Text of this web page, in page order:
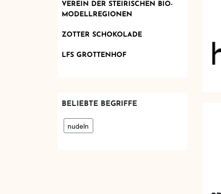
VEREIN DER STEIRISCHEN BIO-
MODELLREGIONEN
ZOTTER SCHOKOLADE
LFS GROTTENHOF
BELIEBTE BEGRIFFE
nudeln